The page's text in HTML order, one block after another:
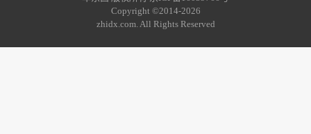
Copyright ©2014-2026
zhidx.com. All Rights Reserved